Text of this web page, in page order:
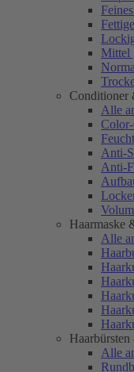
Mittel
Conditioner
Alle
Anti-
Anti-
Haarmaske
Alle
Alle